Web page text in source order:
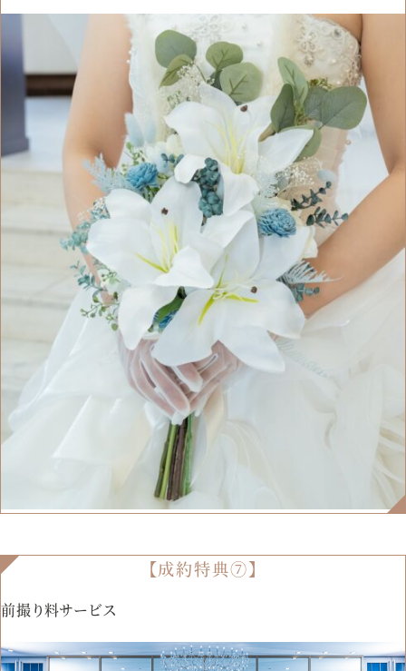
【成約特典⑦】
前撮り料サービス